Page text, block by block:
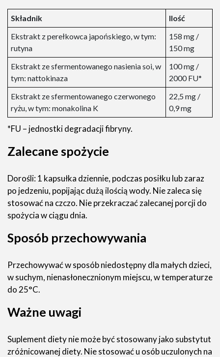
Składnik
Ilość
Ekstrakt z perełkowca japońskiego, w tym:
rutyna
158 mg /
150 mg
Ekstrakt ze sfermentowanego nasienia soi, w
tym: nattokinaza
100 mg /
2000 FU*
Ekstrakt ze sfermentowanego czerwonego
ryżu, w tym: monakolina K
22,5 mg /
0,9 mg
*FU – jednostki degradacji fibryny.
Zalecane spożycie
Dorośli: 1 kapsułka dziennie, podczas posiłku lub zaraz
po jedzeniu, popijając dużą ilością wody. Nie zaleca się
stosować na czczo. Nie przekraczać zalecanej porcji do
spożycia w ciągu dnia.
Sposób przechowywania
Przechowywać w sposób niedostępny dla małych dzieci,
w suchym, nienasłonecznionym miejscu, w temperaturze
do 25°C.
Ważne uwagi
Suplement diety nie może być stosowany jako substytut
zróżnicowanej diety. Nie stosować u osób uczulonych na